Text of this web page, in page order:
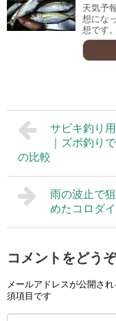
天気予
想にな
想です
サビキ釣り
｜ズボ釣り
の比較
雨の波止で
めたコロダイ
コメントをどうぞ
メールアドレスが公開され
須項目です